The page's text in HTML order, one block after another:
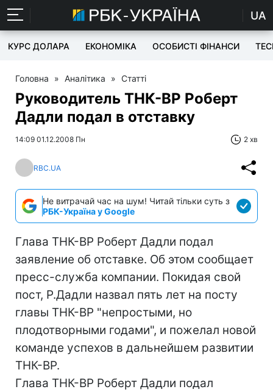
UA
КУРС ДОЛАРА ЕКОНОМІКА ОСОБИСТІ ФІНАНСИ
Головна » Аналітика » Статті
Руководитель ТНК-ВР Роберт
Дадли подал в отставку
14:09 01.12.2008 Пн 2 хв
RBC.UA
Не витрачай час на шум! Читай тільки суть з
РБК-Україна у Google
Глава ТНК-ВР Роберт Дадли подал
заявление об отставке. Об этом сообщает
пресс-служба компании. Покидая свой
пост, Р.Дадли назвал пять лет на посту
главы ТНК-ВР "непростыми, но
плодотворными годами", и пожелал новой
команде успехов в дальнейшем развитии
ТНК-ВР.
Глава ТНК-ВР Роберт Дадли подал